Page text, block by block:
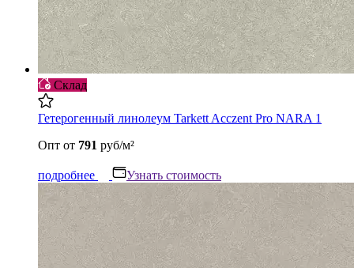
Склад
Гетерогенный линолеум Tarkett Acczent Pro NARA 1
Опт от 791 руб/м²
подробнее Узнать стоимость